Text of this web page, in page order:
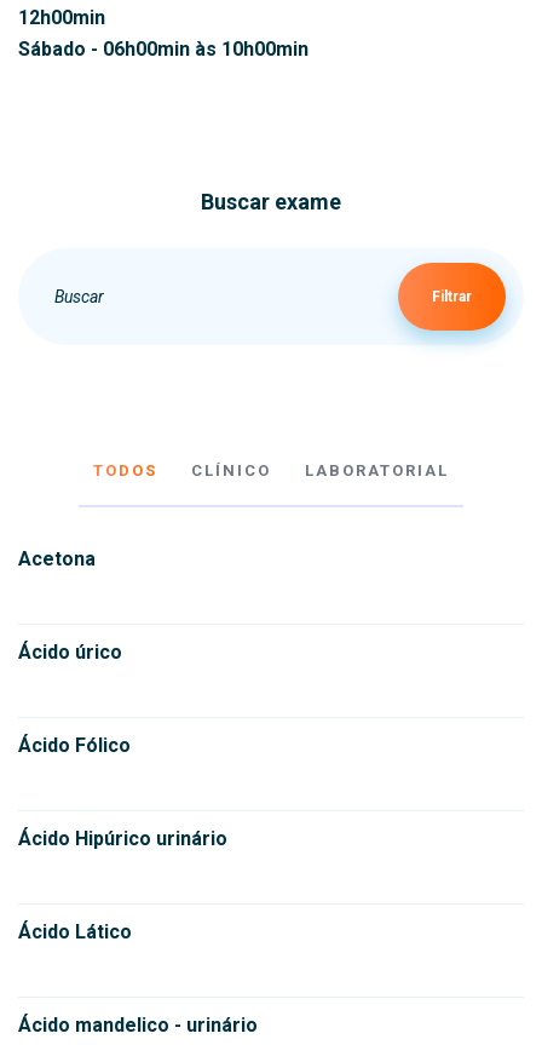
12h00min
Sábado - 06h00min às 10h00min
Buscar exame
Filtrar
TODOS CLÍNICO LABORATORIAL
Acetona
Ácido úrico
Ácido Fólico
Ácido Hipúrico urinário
Ácido Lático
Ácido mandelico - urinário